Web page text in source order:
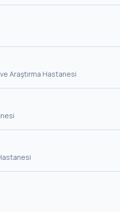
Araştırma Hastanesi